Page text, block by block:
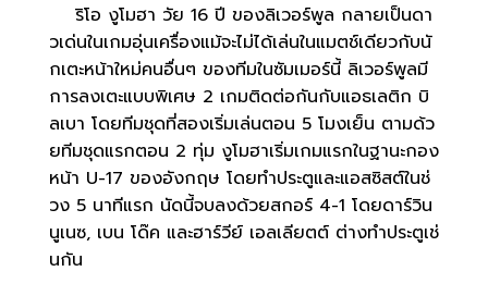
ริโอ งูโมฮา วัย 16 ปี ของลิเวอร์พูล กลายเป็นดา
วเด่นในเกมอุ่นเครื่องแม้จะไม่ได้เล่นในแมตช์เดียวกับนั
กเตะหน้าใหม่คนอื่นๆ ของทีมในซัมเมอร์นี้ ลิเวอร์พูลมี
การลงเตะแบบพิเศษ 2 เกมติดต่อกันกับแอธเลติก บิ
ลเบา โดยทีมชุดที่สองเริ่มเล่นตอน 5 โมงเย็น ตามด้ว
ยทีมชุดแรกตอน 2 ทุ่ม งูโมฮาเริ่มเกมแรกในฐานะกอง
หน้า U-17 ของอังกฤษ โดยทำประตูและแอสซิสต์ในช่
วง 5 นาทีแรก นัดนี้จบลงด้วยสกอร์ 4-1 โดยดาร์วิน
นูเนซ, เบน โด๊ค และฮาร์วีย์ เอลเลียตต์ ต่างทำประตูเช่
นกัน